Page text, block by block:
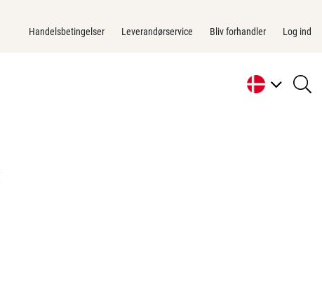
Handelsbetingelser Leverandørservice Bliv forhandler Log ind